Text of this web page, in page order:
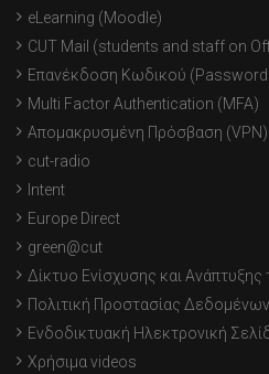
eLearning (Moodle)
CUT Mail (students and staff on
Επανέκδοση Κωδικού (Password
Multi Factor Authentication (MFA)
Απομακρυσμένη Πρόσβαση (VPN)
cut-radio
Intent
Europe Direct
green@cut
Δίκτυο Ενίσχυσης και
Πολιτική Προστασίας
Ενδοδικτυακή Ηλεκτρονική
Χρήσιμα videos